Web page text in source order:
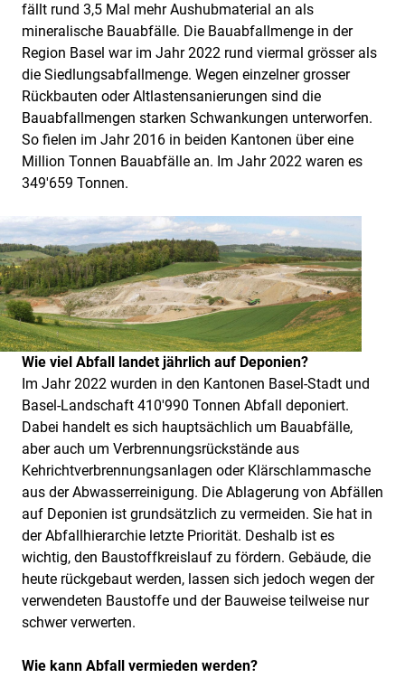
fällt rund 3,5 Mal mehr Aushubmaterial an als
mineralische Bauabfälle. Die Bauabfallmenge in der
Region Basel war im Jahr 2022 rund viermal grösser als
die Siedlungsabfallmenge. Wegen einzelner grosser
Rückbauten oder Altlastensanierungen sind die
Bauabfallmengen starken Schwankungen unterworfen.
So fielen im Jahr 2016 in beiden Kantonen über eine
Million Tonnen Bauabfälle an. Im Jahr 2022 waren es
349'659 Tonnen.
Wie viel Abfall landet jährlich auf Deponien?
Im Jahr 2022 wurden in den Kantonen Basel-Stadt und
Basel-Landschaft 410'990 Tonnen Abfall deponiert.
Dabei handelt es sich hauptsächlich um Bauabfälle,
aber auch um Verbrennungsrückstände aus
Kehrichtverbrennungsanlagen oder Klärschlammasche
aus der Abwasserreinigung. Die Ablagerung von Abfällen
auf Deponien ist grundsätzlich zu vermeiden. Sie hat in
der Abfallhierarchie letzte Priorität. Deshalb ist es
wichtig, den Baustoffkreislauf zu fördern. Gebäude, die
heute rückgebaut werden, lassen sich jedoch wegen der
verwendeten Baustoffe und der Bauweise teilweise nur
schwer verwerten.
Wie kann Abfall vermieden werden?